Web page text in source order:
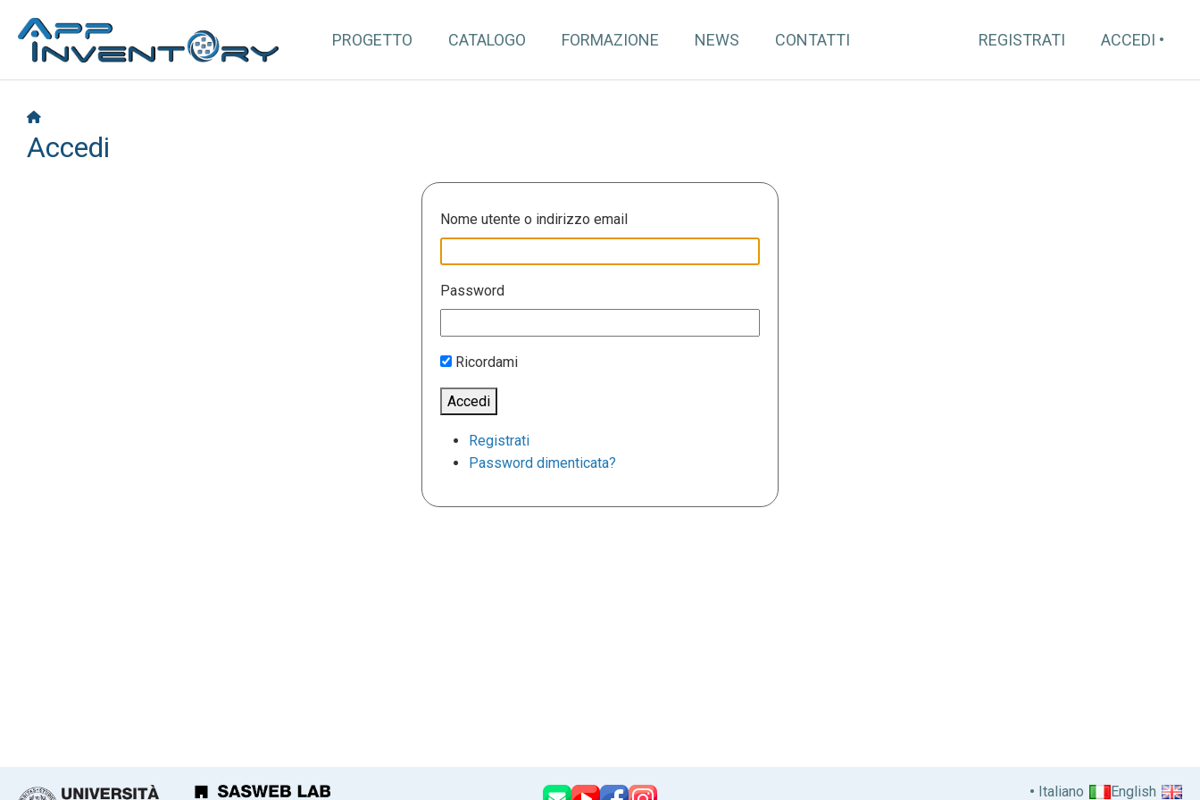
PROGETTO CATALOGO FORMAZIONE NEWS CONTATTI REGISTRATI ACCEDI
Accedi
Nome utente o indirizzo email
Password
Ricordami
Accedi
Registrati
Password dimenticata?
Italiano English